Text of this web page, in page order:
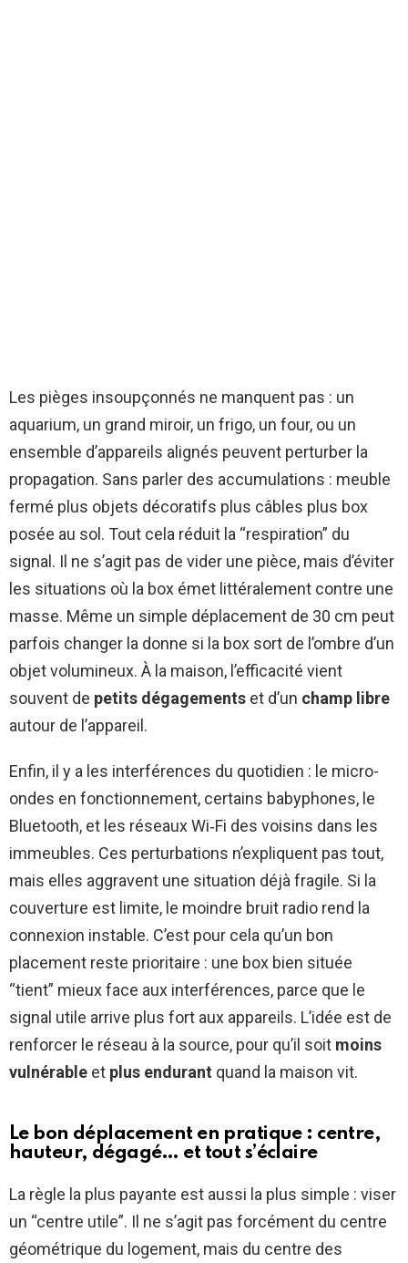
Les pièges insoupçonnés ne manquent pas : un
aquarium, un grand miroir, un frigo, un four, ou un
ensemble d’appareils alignés peuvent perturber la
propagation. Sans parler des accumulations : meuble
fermé plus objets décoratifs plus câbles plus box
posée au sol. Tout cela réduit la “respiration” du
signal. Il ne s’agit pas de vider une pièce, mais d’éviter
les situations où la box émet littéralement contre une
masse. Même un simple déplacement de 30 cm peut
parfois changer la donne si la box sort de l’ombre d’un
objet volumineux. À la maison, l’efficacité vient
souvent de petits dégagements et d’un champ libre
autour de l’appareil.
Enfin, il y a les interférences du quotidien : le micro-
ondes en fonctionnement, certains babyphones, le
Bluetooth, et les réseaux Wi‑Fi des voisins dans les
immeubles. Ces perturbations n’expliquent pas tout,
mais elles aggravent une situation déjà fragile. Si la
couverture est limite, le moindre bruit radio rend la
connexion instable. C’est pour cela qu’un bon
placement reste prioritaire : une box bien située
“tient” mieux face aux interférences, parce que le
signal utile arrive plus fort aux appareils. L’idée est de
renforcer le réseau à la source, pour qu’il soit moins
vulnérable et plus endurant quand la maison vit.
Le bon déplacement en pratique : centre,
hauteur, dégagé… et tout s’éclaire
La règle la plus payante est aussi la plus simple : viser
un “centre utile”. Il ne s’agit pas forcément du centre
géométrique du logement, mais du centre des